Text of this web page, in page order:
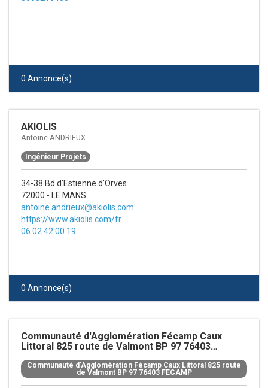
0 Annonce(s)
AKIOLIS
Antoine ANDRIEUX
Ingénieur Projets
34-38 Bd d'Estienne d'Orves
72000 - LE MANS
antoine.andrieux@akiolis.com
https://www.akiolis.com/fr
06 02 42 00 19
0 Annonce(s)
Communauté d'Agglomération Fécamp Caux
Littoral 825 route de Valmont BP 97 76403
Antoine Ledun
Communauté d'Agglomération Fécamp Caux Littoral 825 route
de Valmont BP 97 76403 FECAMP